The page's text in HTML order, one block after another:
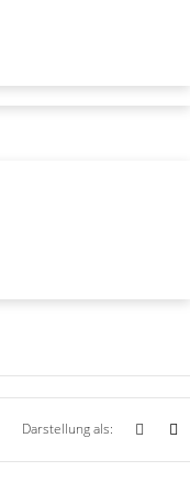
Darstellung als: